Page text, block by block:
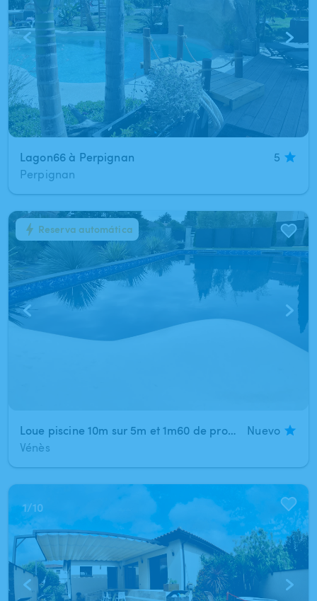
Lagon66 à Perpignan
5
Perpignan
1/5
Loue piscine 10m sur 5m et 1m60 de profondeur
Nuevo
Vénès
Reserva automática
1/10